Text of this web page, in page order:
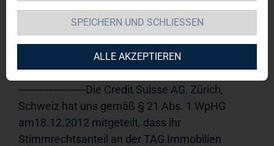
11:16Veröffentlichung einer
Stimmrechtsmitteilung, übermittelt durch die
den Inhalt der Mitteilung ist der Emittent
verantwortlich.-----------------------------------------------------
----------------------Die Credit Suisse AG, Zürich,
Schweiz hat uns gemäß § 21 Abs. 1 WpHG
am18.12.2012 mitgeteilt, dass ihr
Stimmrechtsanteil an der TAG Immobilien
SPEICHERN UND SCHLIESSEN
ALLE AKZEPTIEREN